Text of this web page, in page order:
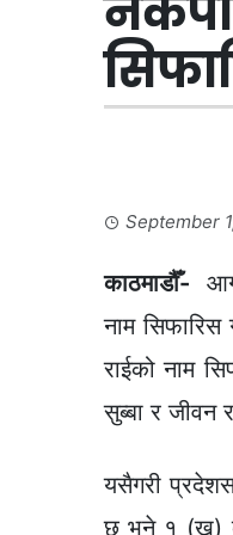
September
काठमाडौँ-
नाम
राईको नाम
सुब्बा र जीवन
यसैगरी
छ भने १ (ख)